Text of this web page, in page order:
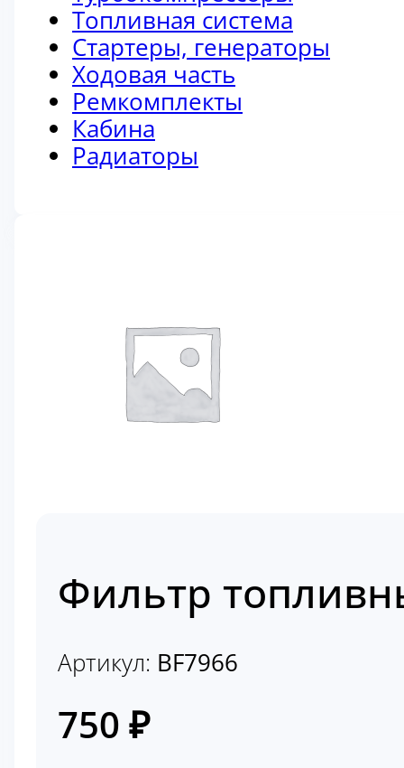
Топливная система
Стартеры, генераторы
Ходовая часть
Ремкомплекты
Кабина
Радиаторы
Фильтр
Артикул: BF7966
750 ₽